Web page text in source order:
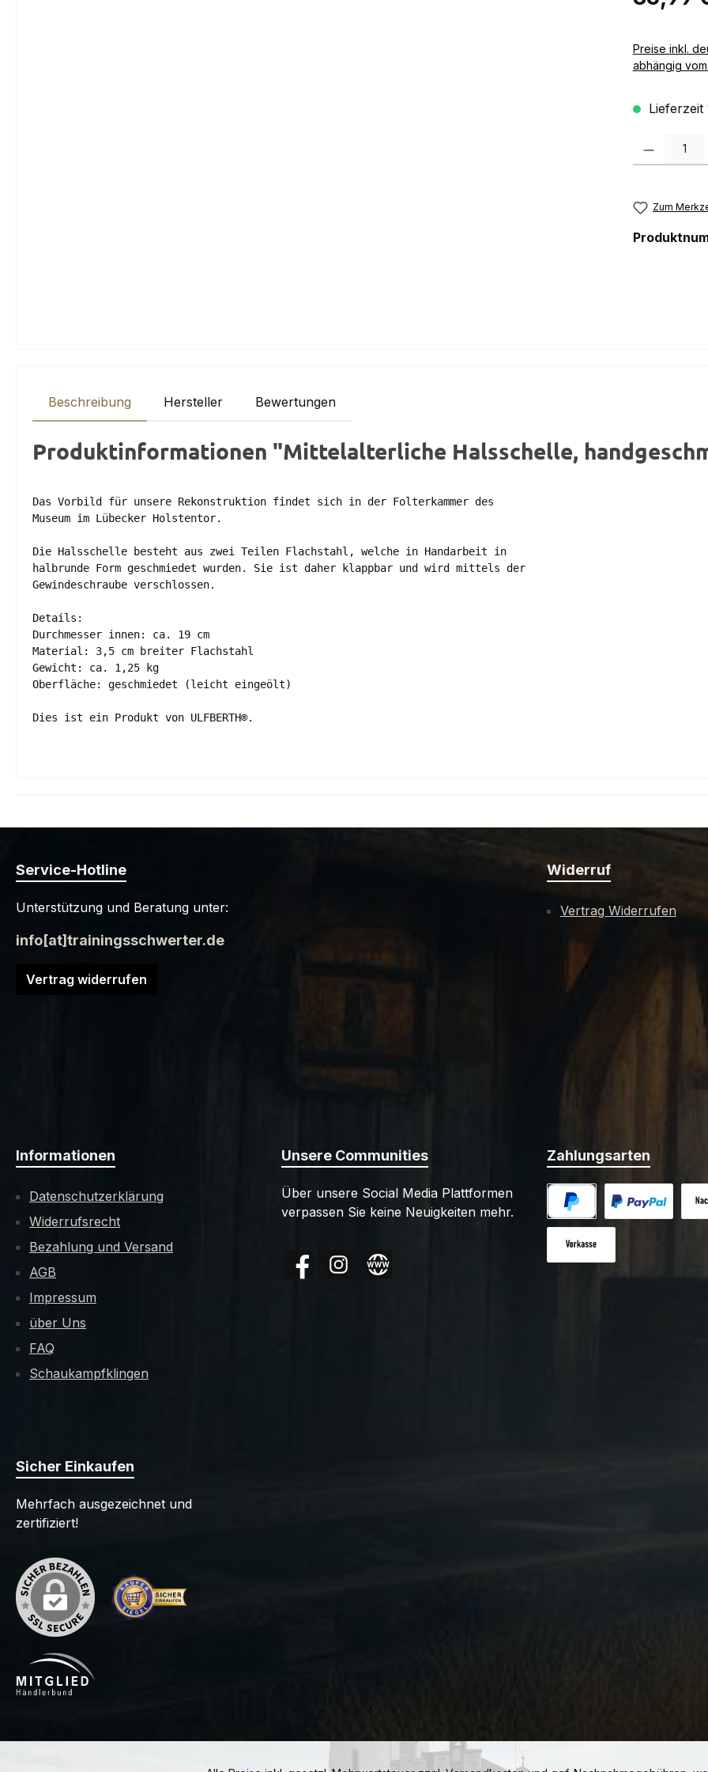
Preise inkl. deutscher MwSt zzgl.
abhängig
Lieferzeit
Produkt
Zum
Beschreibung Hersteller Bewertungen
Produktinformationen "Mittelalterliche Halsschelle,
Das Vorbild für unsere Rekonstruktion findet sich in der Folterkammer des
Museum im Lübecker Holstentor.
Die Halsschelle besteht aus zwei Teilen Flachstahl, welche in Handarbeit in
halbrunde Form geschmiedet wurden. Sie ist daher klappbar und wird mittels der
Gewindeschraube verschlossen.
Details:
Durchmesser innen: ca. 19 cm
Material: 3,5 cm breiter Flachstahl
Gewicht: ca. 1,25 kg
Oberfläche: geschmiedet (leicht eingeölt)
Dies ist ein Produkt von ULFBERTH®.
Service-Hotline
Unterstützung und Beratung unter:
info[at]trainingsschwerter.de
Vertrag widerrufen
Widerruf
Vertrag Widerrufen
Informationen
Datenschutzerklärung
Widerrufsrecht
Bezahlung und Versand
AGB
Impressum
über Uns
FAQ
Schaukampfklingen
Unsere Communities
Über unsere Social Media Plattformen
verpassen Sie keine Neuigkeiten mehr.
FacebookInstagramWebsite
Zahlungsarten
PayPal
Sicher Einkaufen
Mehrfach ausgezeichnet und
zertifiziert!